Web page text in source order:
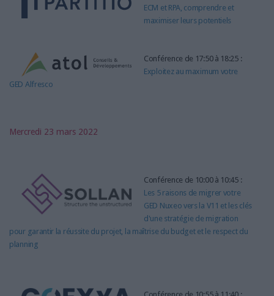
ECM et RPA, comprendre et
maximiser leurs potentiels
Conférence de 17:50 à 18:25 :
Exploitez au maximum votre
GED Alfresco
Mercredi 23 mars 2022
Conférence de 10:00 à 10:45 :
Les 5 raisons de migrer votre
GED Nuxeo vers la V11 et les clés
d'une stratégie de migration
pour garantir la réussite du projet, la maîtrise du budget et le respect du
planning